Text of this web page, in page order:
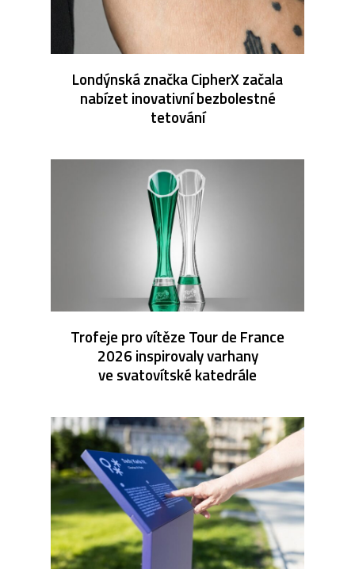
Londýnská značka CipherX začala
nabízet inovativní bezbolestné
tetování
Trofeje pro vítěze Tour de France
2026 inspirovaly varhany
ve svatovítské katedrále